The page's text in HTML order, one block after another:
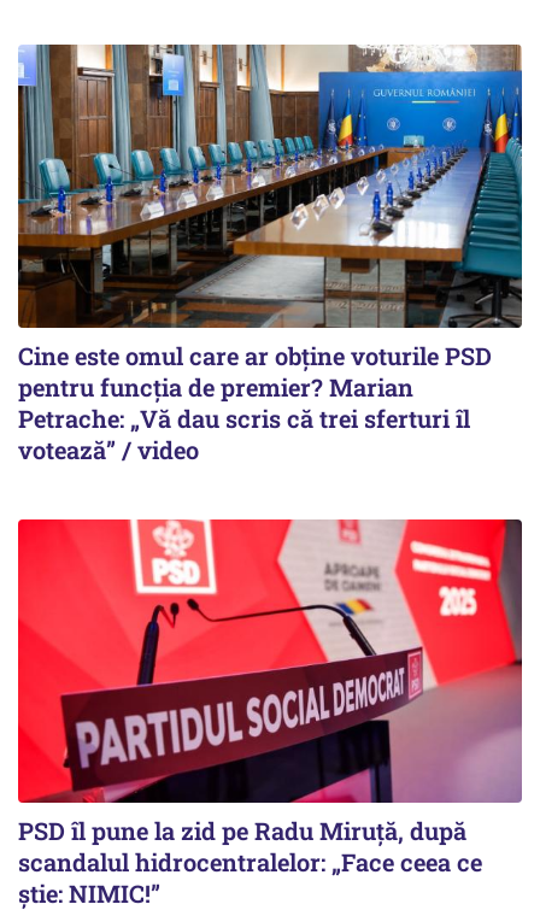
Cine este omul care ar obține voturile PSD
pentru funcția de premier? Marian
Petrache: „Vă dau scris că trei sferturi îl
votează” / video
PSD îl pune la zid pe Radu Miruță, după
scandalul hidrocentralelor: „Face ceea ce
știe: NIMIC!”